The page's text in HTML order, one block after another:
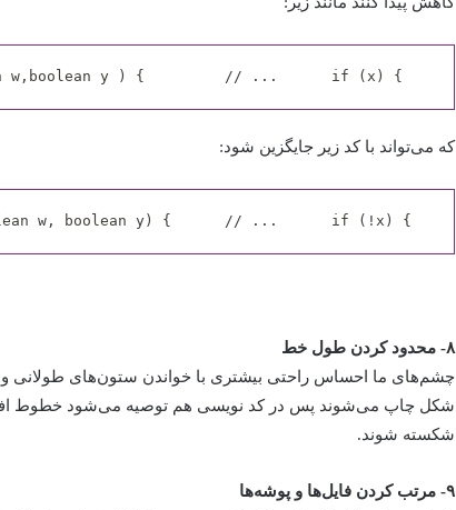
که می‌تواند با کد زیر جایگزین شود:
۸- محدود کردن طول خط
چشم‌های ما احساس راحتی بیشتری با خواندن ستون‌های طولانی و
شکل چاپ می‌شوند پس در کد نویسی هم توصیه می‌شود خطوط
شکسته شوند.
۹- مرتب کردن فایل‌ها و پوشه‌ها